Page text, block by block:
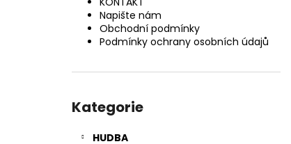
Napište nám
Obchodní podmínky
Podmínky ochrany osobních údajů
kategorie
Kategorie
HUDBA